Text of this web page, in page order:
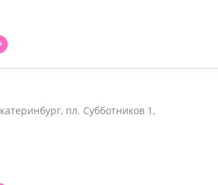
пл. Субботников 1,